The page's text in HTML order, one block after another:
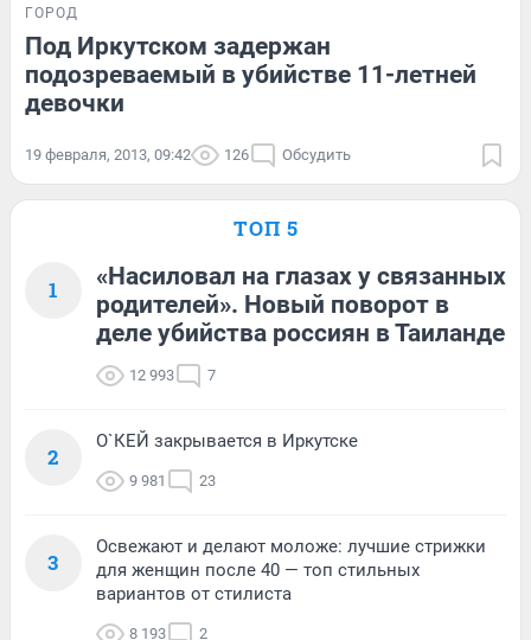
ГОРОД
Под Иркутском задержан
подозреваемый в убийстве 11-летней
девочки
19 февраля, 2013, 09:42 126 Обсудить
ТОП 5
1
«Насиловал на глазах у связанных
родителей». Новый поворот в
деле убийства россиян в Таиланде
12 993 7
2
О`КЕЙ закрывается в Иркутске
9 981 23
3
Освежают и делают моложе: лучшие стрижки
для женщин после 40 — топ стильных
вариантов от стилиста
8 193 2